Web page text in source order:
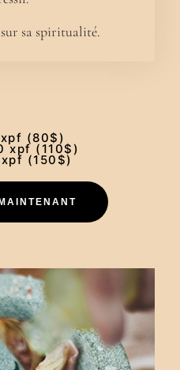
sa spiritualité.
(80$)
xpf (110$)
(150$)